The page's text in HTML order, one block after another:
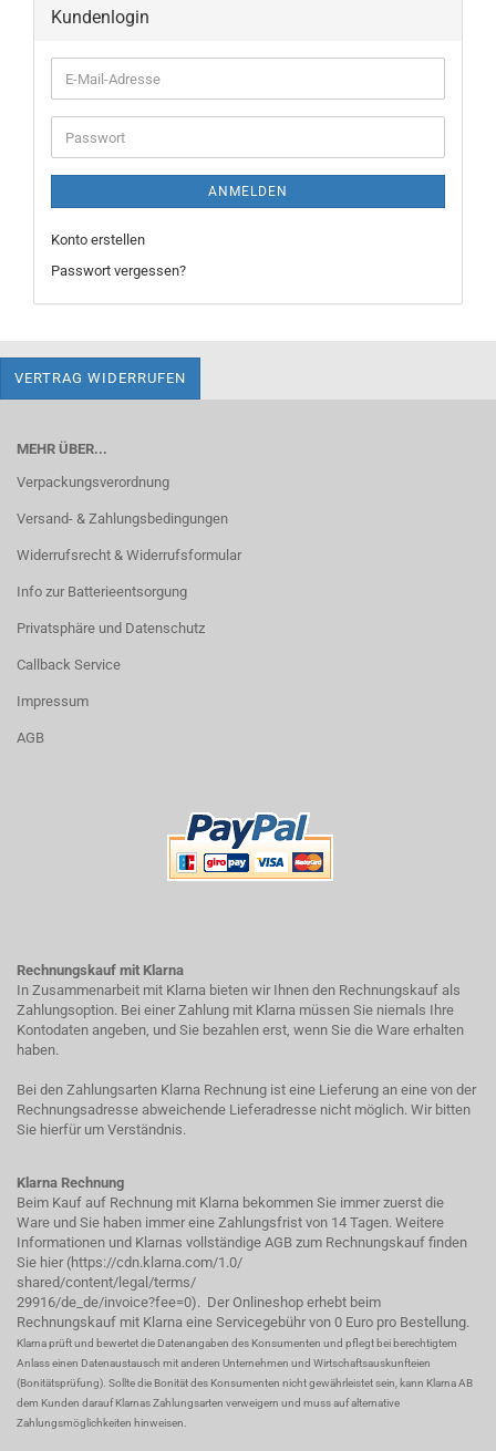
Kundenlogin
E-
Mail-
Adresse
Passwort
ANMELDEN
Konto erstellen
Passwort vergessen?
VERTRAG WIDERRUFEN
MEHR ÜBER...
Verpackungsverordnung
Versand- & Zahlungsbedingungen
Widerrufsrecht & Widerrufsformular
Info zur Batterieentsorgung
Privatsphäre und Datenschutz
Callback Service
Impressum
AGB
Rechnungskauf mit Klarna
In Zusammenarbeit mit Klarna bieten wir Ihnen den Rechnungskauf als
Zahlungsoption. Bei einer Zahlung mit Klarna müssen Sie niemals Ihre
Kontodaten angeben, und Sie bezahlen erst, wenn Sie die Ware erhalten
haben.
Bei den Zahlungsarten Klarna Rechnung ist eine Lieferung an eine von der
Rechnungsadresse abweichende Lieferadresse nicht möglich. Wir bitten
Sie hierfür um Verständnis.
Klarna Rechnung
Beim Kauf auf Rechnung mit Klarna bekommen Sie immer zuerst die
Ware und Sie haben immer eine Zahlungsfrist von 14 Tagen. Weitere
Informationen und Klarnas vollständige AGB zum Rechnungskauf finden
Sie hier (https://cdn.klarna.com/1.0/
shared/content/legal/terms/
29916/de_de/invoice?fee=0). Der Onlineshop erhebt beim
Rechnungskauf mit Klarna eine Servicegebühr von 0 Euro pro Bestellung.
Klarna prüft und bewertet die Datenangaben des Konsumenten und pflegt bei berechtigtem
Anlass einen Datenaustausch mit anderen Unternehmen und Wirtschaftsauskunfteien
(Bonitätsprüfung). Sollte die Bonität des Konsumenten nicht gewährleistet sein, kann Klarna AB
dem Kunden darauf Klarnas Zahlungsarten verweigern und muss auf alternative
Zahlungsmöglichkeiten hinweisen.